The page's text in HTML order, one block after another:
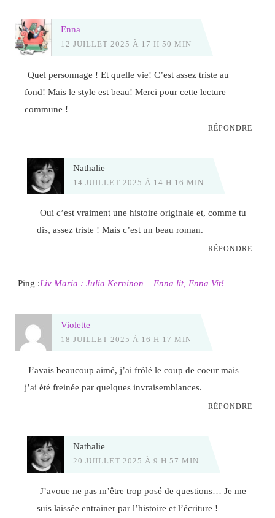
Enna
12 JUILLET 2025 À 17 H 50 MIN
Quel personnage ! Et quelle vie! C’est assez triste au
fond! Mais le style est beau! Merci pour cette lecture
commune !
RÉPONDRE
Nathalie
14 JUILLET 2025 À 14 H 16 MIN
Oui c’est vraiment une histoire originale et, comme tu
dis, assez triste ! Mais c’est un beau roman.
RÉPONDRE
Ping :Liv Maria : Julia Kerninon – Enna lit, Enna Vit!
Violette
18 JUILLET 2025 À 16 H 17 MIN
J’avais beaucoup aimé, j’ai frôlé le coup de coeur mais
j’ai été freinée par quelques invraisemblances.
RÉPONDRE
Nathalie
20 JUILLET 2025 À 9 H 57 MIN
J’avoue ne pas m’être trop posé de questions… Je me
suis laissée entrainer par l’histoire et l’écriture !